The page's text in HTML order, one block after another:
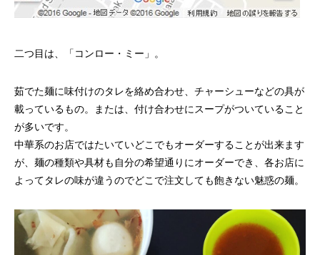
二つ目は、「コンロー・ミー」。
茹でた麺に味付けのタレを絡め合わせ、チャーシューなどの具が
載っているもの。または、付け合わせにスープがついていること
が多いです。
中華系のお店ではたいていどこでもオーダーすることが出来ます
が、麺の種類や具材も自分の希望通りにオーダーでき、各お店に
よってタレの味が違うのでどこで注文しても飽きない魅惑の麺。